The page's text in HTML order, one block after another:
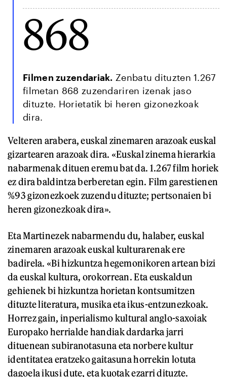
868
Filmen zuzendariak. Zenbatu dituzten 1.267
filmetan 868 zuzendariren izenak jaso
dituzte. Horietatik bi heren gizonezkoak
dira.
Velteren arabera, euskal zinemaren arazoak euskal
gizartearen arazoak dira. «Euskal zinema hierarkia
nabarmenak dituen eremu bat da. 1.267 film horiek
ez dira baldintza berberetan egin. Film garestienen
%93 gizonezkoek zuzendu dituzte; pertsonaien bi
heren gizonezkoak dira».
Eta Martinezek nabarmendu du, halaber, euskal
zinemaren arazoak euskal kulturarenak ere
badirela. «Bi hizkuntza hegemonikoren artean bizi
da euskal kultura, orokorrean. Eta euskaldun
gehienek bi hizkuntza horietan kontsumitzen
dituzte literatura, musika eta ikus-entzunezkoak.
Horrez gain, inperialismo kultural anglo-saxoiak
Europako herrialde handiak dardarka jarri
dituenean subiranotasuna eta norbere kultur
identitatea eratzeko gaitasuna horrekin lotuta
dagoela ikusi dute, eta kuotak ezarri dituzte.